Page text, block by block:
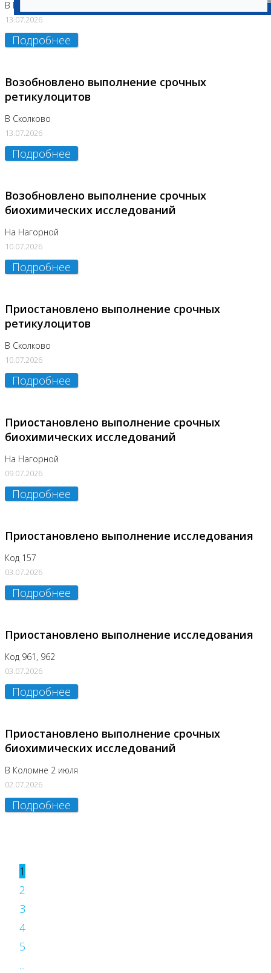
В Бутово
13.07.2026
Подробнее
Возобновлено выполнение срочных
ретикулоцитов
В Сколково
13.07.2026
Подробнее
Возобновлено выполнение срочных
биохимических исследований
На Нагорной
10.07.2026
Подробнее
Приостановлено выполнение срочных
ретикулоцитов
В Сколково
10.07.2026
Подробнее
Приостановлено выполнение срочных
биохимических исследований
На Нагорной
09.07.2026
Подробнее
Приостановлено выполнение исследования
Код 157
03.07.2026
Подробнее
Приостановлено выполнение исследования
Код 961, 962
03.07.2026
Подробнее
Приостановлено выполнение срочных
биохимических исследований
В Коломне 2 июля
02.07.2026
Подробнее
1
2
3
4
5
...